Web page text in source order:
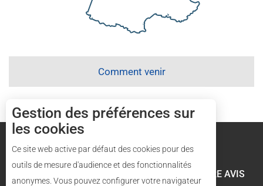
Comment venir
VOTRE AVIS
Gestion des préférences sur
les cookies
Ce site web active par défaut des cookies pour des
outils de mesure d'audience et des fonctionnalités
anonymes. Vous pouvez configurer votre navigateur